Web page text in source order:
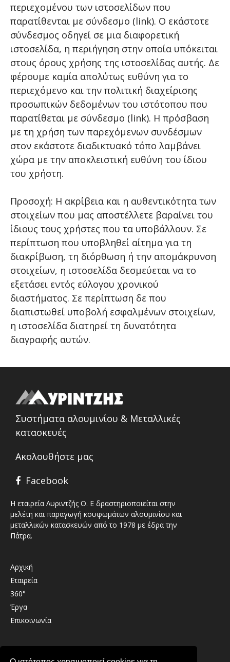
περιεχομένου των ιστοσελίδων που
παρατίθενται με σύνδεσμο (link). Ο εκάστοτε
σύνδεσμος οδηγεί σε μια διαφορετική
ιστοσελίδα, η περιήγηση στην οποία υπόκειται
στους όρους χρήσης της ιστοσελίδας αυτής. Δε
φέρουμε καμία απολύτως ευθύνη για το
περιεχόμενο και την πολιτική διαχείρισης
προσωπικών δεδομένων του ιστότοπου που
παρατίθεται με σύνδεσμο (link). Η πρόσβαση
με τη χρήση των παρεχόμενων συνδέσμων
στον εκάστοτε διαδικτυακό τόπο λαμβάνει
χώρα με την αποκλειστική ευθύνη του ίδιου
του χρήστη.
Προσοχή: Η ακρίβεια και η αυθεντικότητα των
στοιχείων που μας αποστέλλετε βαραίνει του
ίδιους τους χρήστες που τα υποβάλλουν. Σε
περίπτωση που υποβληθεί αίτημα για τη
διακρίβωση, τη διόρθωση ή την απομάκρυνση
στοιχείων, η ιστοσελίδα δεσμεύεται να το
εξετάσει εντός εύλογου χρονικού
διαστήματος. Σε περίπτωση δε που
διαπιστωθεί υποβολή εσφαλμένων στοιχείων,
η ιστοσελίδα διατηρεί τη δυνατότητα
διαγραφής αυτών.
Συστήματα αλουμινίου & Μεταλλικές
κατασκευές
Ακολουθήστε μας
Facebook
Η εταιρεία Λυριντζής Ο. Ε δραστηριοποιείται στην
μελέτη και παραγωγή κουφωμάτων αλουμινίου και
μεταλλικών κατασκευών από το 1978 με έδρα την
Πάτρα.
Αρχική
Εταιρεία
360°
Έργα
Επικοινωνία